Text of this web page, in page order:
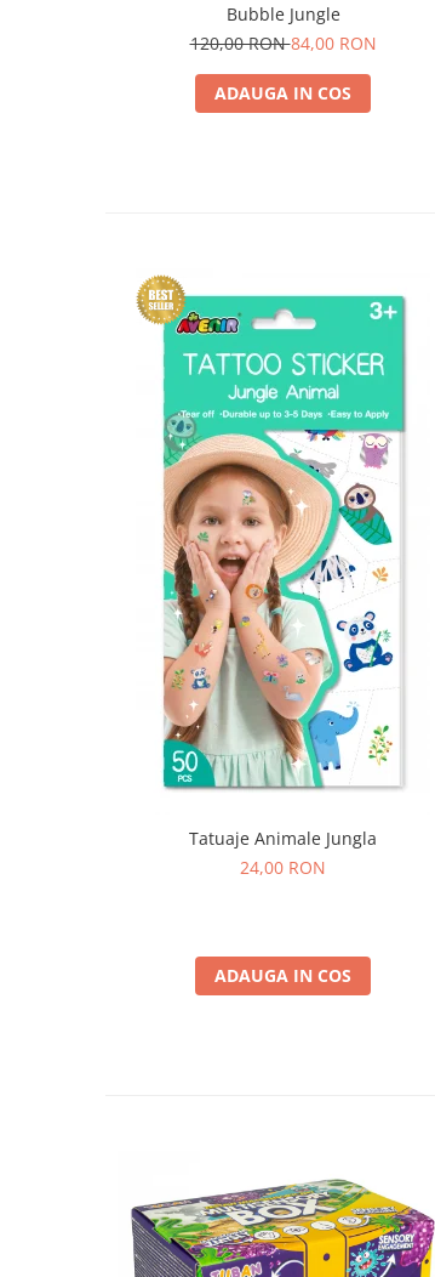
Bubble Jungle
120,00 RON84,00 RON
ADAUGA IN COS
Tatuaje Animale Jungla
24,00 RON
ADAUGA IN COS